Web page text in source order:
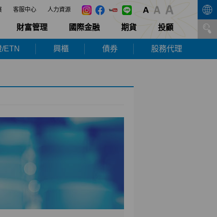
客服中心 人力資源
財富管理 國際金融 期貨 投顧
ETN 興櫃 債券 股務代理